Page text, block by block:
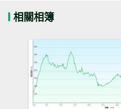
相關相簿